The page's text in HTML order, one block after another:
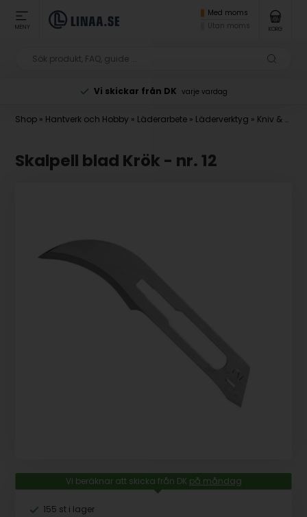
MENY
Med moms
Utan moms
KORG
Vi skickar från DK varje vardag
Shop » Hantverk och Hobby » Läderarbete » Läderverktyg » Kniv & skalpell
Skalpell blad Krök - nr. 12
155 st i lager
Vi beräknar att skicka från DK på måndag